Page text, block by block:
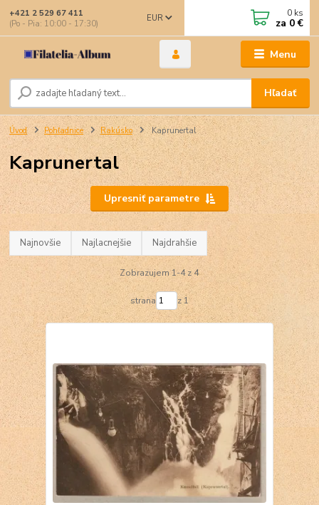
Menu
EUR
Hľadať
+421 2 529 67 411
(Po - Pia: 10:00 - 17:30)
0 ks
za 0 €
Úvod Pohľadnice Rakúsko Kaprunertal
Kaprunertal
Upresniť parametre
Najnovšie Najlacnejšie Najdrahšie
Zobrazujem 1-4 z 4
strana z 1